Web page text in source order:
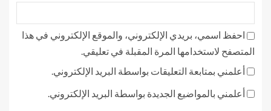
احفظ اسمي، بريدي الإلكتروني، والموقع الإلكتروني في هذا
المتصفح لاستخدامها المرة المقبلة في تعليقي.
أعلمني بمتابعة التعليقات بواسطة البريد الإلكتروني.
أعلمني بالمواضيع الجديدة بواسطة البريد الإلكتروني.